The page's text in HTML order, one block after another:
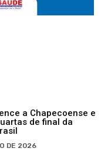
a Chapecoense e
de final da
DE 2026